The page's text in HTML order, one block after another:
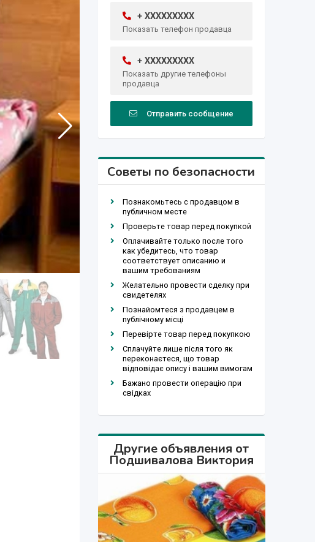
+ XXXXXXXXX
Показать телефон продавца
+ XXXXXXXXX
Показать другие телефоны
продавца
Отправить сообщение
Советы по безопасности
Познакомьтесь с продавцом в
публичном месте
Проверьте товар перед покупкой
Оплачивайте только после того
как убедитесь, что товар
соответствует описанию и
вашим требованиям
Желательно провести сделку при
свидетелях
Познайомтеся з продавцем в
публічному місці
Перевірте товар перед покупкою
Сплачуйте лише після того як
переконаєтеся, що товар
відповідає опису і вашим вимогам
Бажано провести операцію при
свідках
Другие объявления от
Подшивалова Виктория